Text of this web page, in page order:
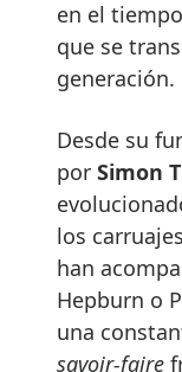
en el
que se
generación.
Desde su
por Simon
los
han
Hepburn o
una
savoir-faire